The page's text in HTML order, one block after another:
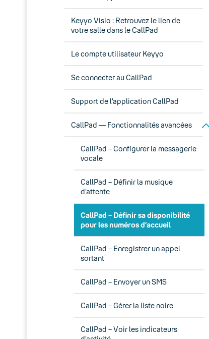
Keyyo Visio : Retrouvez le lien de
votre salle dans le CallPad
Le compte utilisateur Keyyo
Se connecter au CallPad
Support de l’application CallPad
CallPad — Fonctionnalités avancées
CallPad – Configurer la messagerie
vocale
CallPad – Définir la musique
d’attente
CallPad – Définir sa disponibilité
pour les numéros d’accueil
CallPad – Enregistrer un appel
sortant
CallPad – Envoyer un SMS
CallPad – Gérer la liste noire
CallPad – Voir les indicateurs